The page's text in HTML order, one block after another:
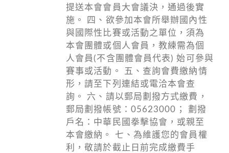
提送本會會員大會議決，通過後實
施。 四、欲參加本會所舉辦國內性
與國際性比賽或活動之單位，須為
本會團體或個人會員，教練需為個
人會員(不含團體會員代表) 始可參與
賽事或活動。 五、查詢會費繳納情
形，請至下列連結或電洽本會查
詢。 六、請以郵局劃撥方式繳費，
郵局劃撥帳號：05623000； 劃撥
戶名：中華民國拳擊協會，或親至
本會繳納。 七、為維護您的會員權
利，敬請於截止日前完成繳費手